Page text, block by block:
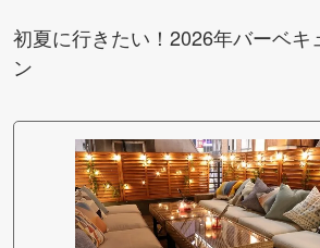
初夏に行きたい！2026年バーベキ
ン